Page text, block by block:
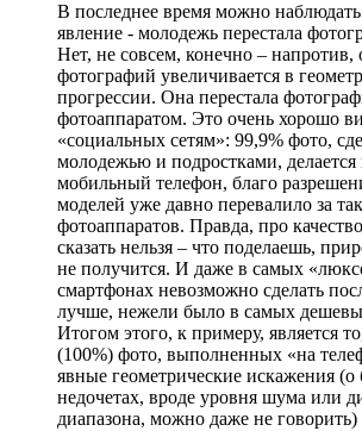
В последнее время можно
явление - молодежь перестала
Нет, не совсем, конечно – напротив,
фотографий увеличивается в
прогрессии. Она перестала
фотоаппаратом. Это очень хорошо
«социальных сетям»: 99,9% фото,
молодежью и подростками, делается
мобильный телефон, благо
моделей уже давно перевалило за
фотоаппаратов. Правда, про
сказать нельзя – что поделаешь,
не получится. И даже в самых
смартфонах невозможно сделать
лучше, нежели было в самых
Итогом этого, к примеру, является
(100%) фото, выполненных «на
явные геометрические искажения (о
недочетах, вроде уровня шума или
диапазона, можно даже не говорить)